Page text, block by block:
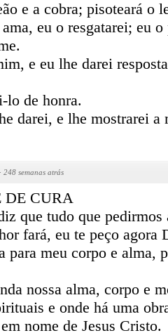
e a cobra; pisoteará o
eu o resgatarei; eu
e eu lhe darei
lo de honra.
darei, e lhe mostrarei a
· 248 semanas atrás
DE CURA
que tudo que pedirmos
fará, eu te peço agora
para meu corpo e alma,
nossa alma, corpo e
e onde há uma
nome de Jesus Cristo.